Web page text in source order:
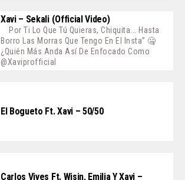
Xavi – Sekali (Official Video)
Por Ti Lo Que Tú Quieras, Chiquita... Hasta
Borro Las Morras Que Tengo En El Insta” 🤐
¿Quién Más Anda Así De Enfocado Como
@xaviprofficial
El Bogueto Ft. Xavi – 50/50
Carlos Vives Ft. Wisin, Emilia Y Xavi –